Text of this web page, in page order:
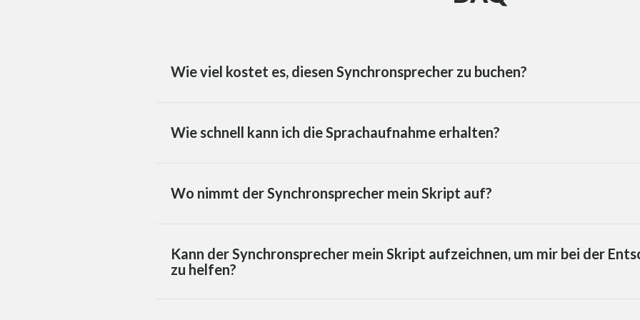
Wie viel kostet es, diesen Synchronsprecher zu buchen?
Wie schnell kann ich die Sprachaufnahme erhalten?
Wo nimmt der Synchronsprecher mein Skript auf?
Kann der Synchronsprecher mein Skript aufzeichnen, um mir bei der
zu helfen?